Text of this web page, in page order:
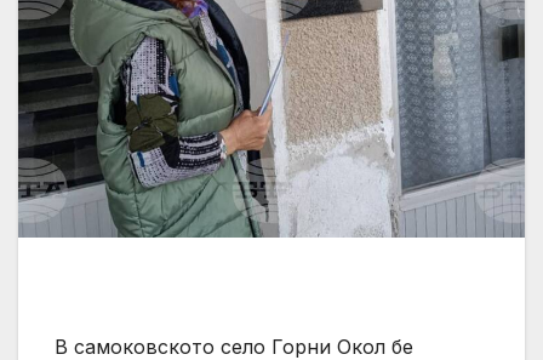
В самоковското село Горни Окол бе